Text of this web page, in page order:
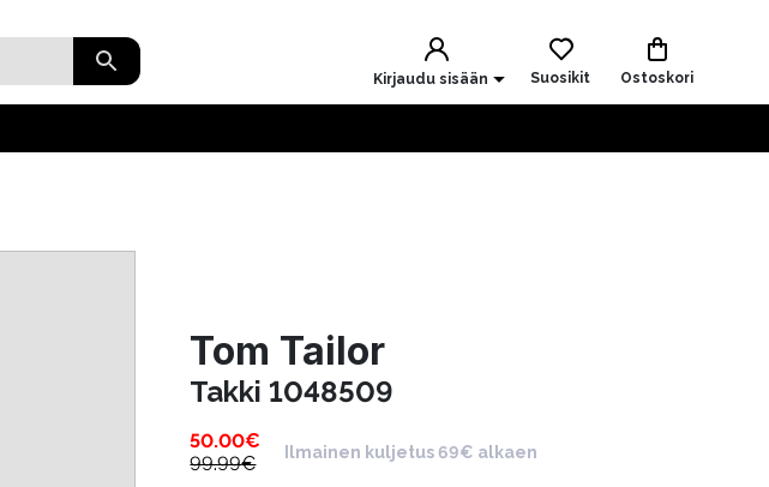
Kirjaudu sisään Suosikit Ostoskori
Tom Tailor
Takki 1048509
50.00€
99.99€
Ilmainen kuljetus 69€ alkaen